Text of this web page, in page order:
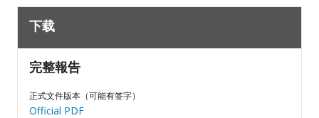
下载
完整報告
正式文件版本（可能有签字）
Official PDF